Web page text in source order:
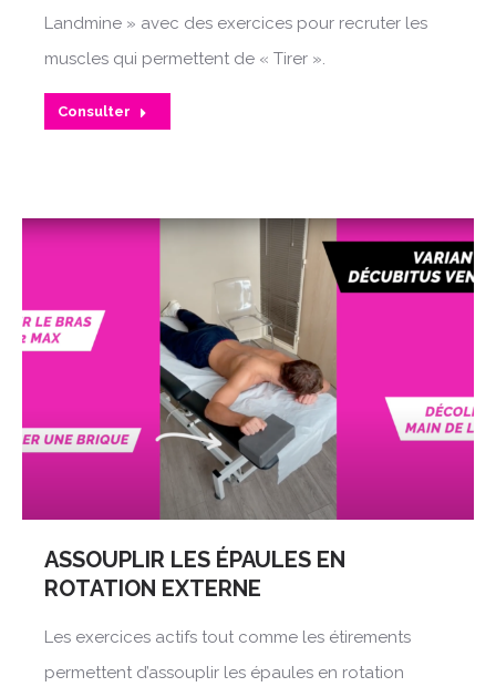
Landmine » avec des exercices pour recruter les
muscles qui permettent de « Tirer ».
Consulter
ASSOUPLIR LES ÉPAULES EN
ROTATION EXTERNE
Les exercices actifs tout comme les étirements
permettent d’assouplir les épaules en rotation